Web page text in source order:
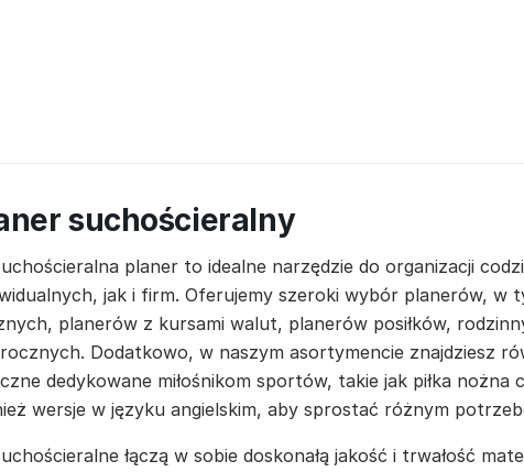
suchościeralny
planer to idealne narzędzie do organizacji
jak i firm. Oferujemy szeroki wybór planerów, w
planerów z kursami walut, planerów posiłków,
Dodatkowo, w naszym asortymencie znajdziesz
dedykowane miłośnikom sportów, takie jak piłka nożna
wersje w języku angielskim, aby sprostać różnym
łączą w sobie doskonałą jakość i trwałość